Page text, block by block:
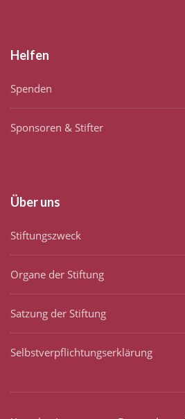
Helfen
Spenden
Sponsoren & Stifter
Über uns
Stiftungszweck
Organe der Stiftung
Satzung der Stiftung
Selbstverpflichtungserklärung